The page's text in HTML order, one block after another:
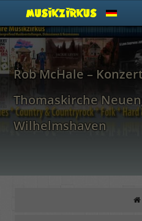
Rob McHale –
Thomaskirche
Wilhelmshaven